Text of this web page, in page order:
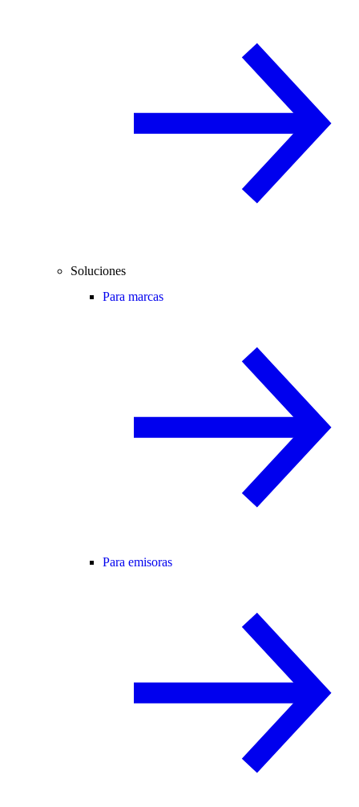
Soluciones
Para marcas
Para emisoras